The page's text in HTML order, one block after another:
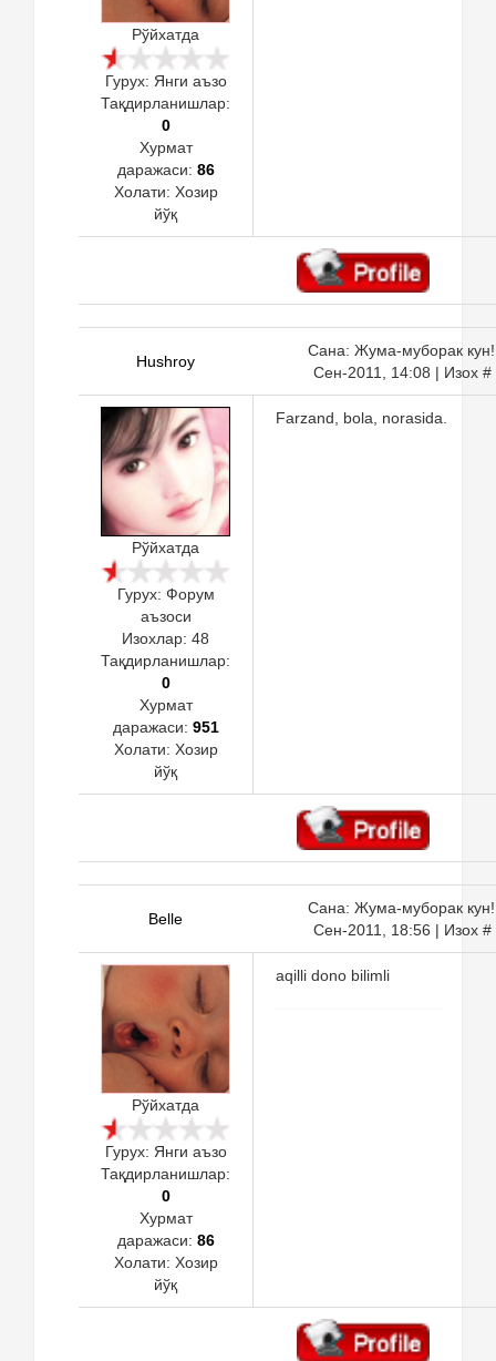
Рўйхатда
Гурух: Янги аъзо
Тақдирланишлар:
0
Хурмат
даражаси: 86
Холати: Хозир
йўқ
Hushroy
Сана: Жума-муборак
Сен-2011, 14:08 | Изох #
Рўйхатда
Гурух: Форум
аъзоси
Изохлар: 48
Тақдирланишлар:
0
Хурмат
даражаси: 951
Холати: Хозир
йўқ
Farzand, bola, norasida.
Belle
Сана: Жума-муборак
Сен-2011, 18:56 | Изох #
Рўйхатда
Гурух: Янги аъзо
Тақдирланишлар:
0
Хурмат
даражаси: 86
Холати: Хозир
йўқ
aqilli dono bilimli